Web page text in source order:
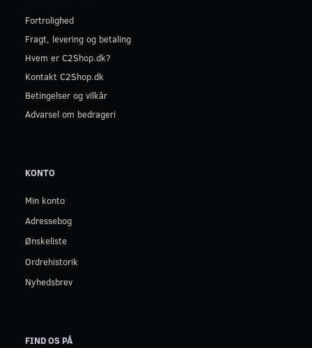
Fortrolighed
Fragt, levering og betaling
Hvem er C2Shop.dk?
Kontakt C2Shop.dk
Betingelser og vilkår
Advarsel om bedrageri
KONTO
Min konto
Adressebog
Ønskeliste
Ordrehistorik
Nyhedsbrev
FIND OS PÅ